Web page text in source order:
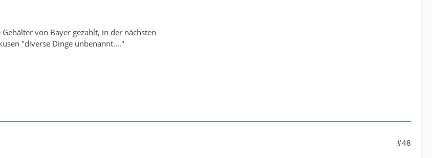
von Bayer gezahlt, in der nächsten
"diverse Dinge unbenannt...."
#48